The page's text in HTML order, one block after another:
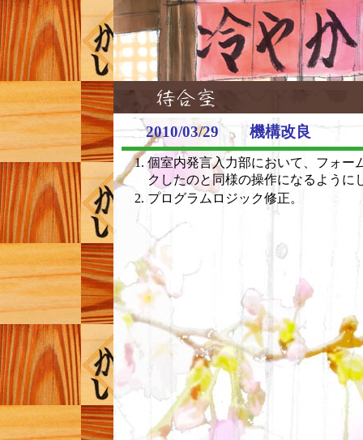
2010/03/29 機構改良
個室内発言入力部において、フォー
クしたのと同様の操作になるように
プログラムロジック修正。